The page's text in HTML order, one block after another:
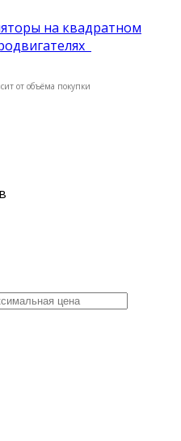
на квадратном
от объёма покупки